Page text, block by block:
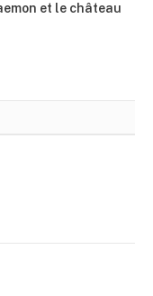
et le château